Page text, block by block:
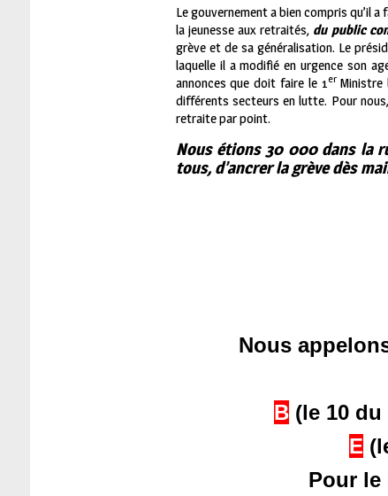
Le gouvernement a bien compris qu’il
la jeunesse aux retraités, du public
grève et de sa généralisation. Le
laquelle il a modifié en urgence son
annonces que doit faire le 1 erMinistre
différents secteurs en lutte. Pour
retraite par point.
Nous étions 30 000 dans la
tous, d’ancrer la grève dès
Nous
B (le 10
E
Pour le